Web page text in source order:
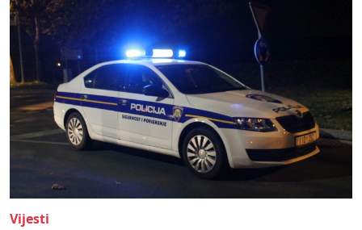
Vijesti